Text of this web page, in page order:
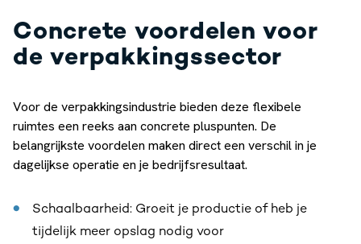
Concrete voordelen voor
de verpakkingssector
Voor de verpakkingsindustrie bieden deze flexibele
ruimtes een reeks aan concrete pluspunten. De
belangrijkste voordelen maken direct een verschil in je
dagelijkse operatie en je bedrijfsresultaat.
Schaalbaarheid: Groeit je productie of heb je
tijdelijk meer opslag nodig voor